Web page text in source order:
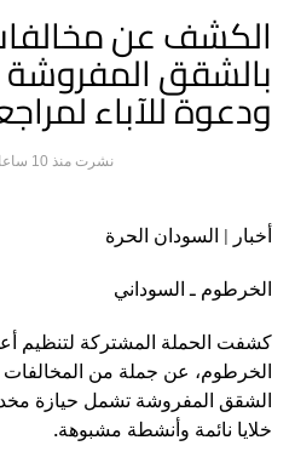
الكشف عن
بالشقق المفروشة
ودعوة للآباء
نشرت منذ 10 ساعات
أخبار | السودان الحرة
الخرطوم ـ السوداني
كشفت الحملة المشتركة لتنظيم
الخرطوم، عن جملة من
الشقق المفروشة تشمل حيازة
خلايا نائمة وأنشطة مشبوهة.